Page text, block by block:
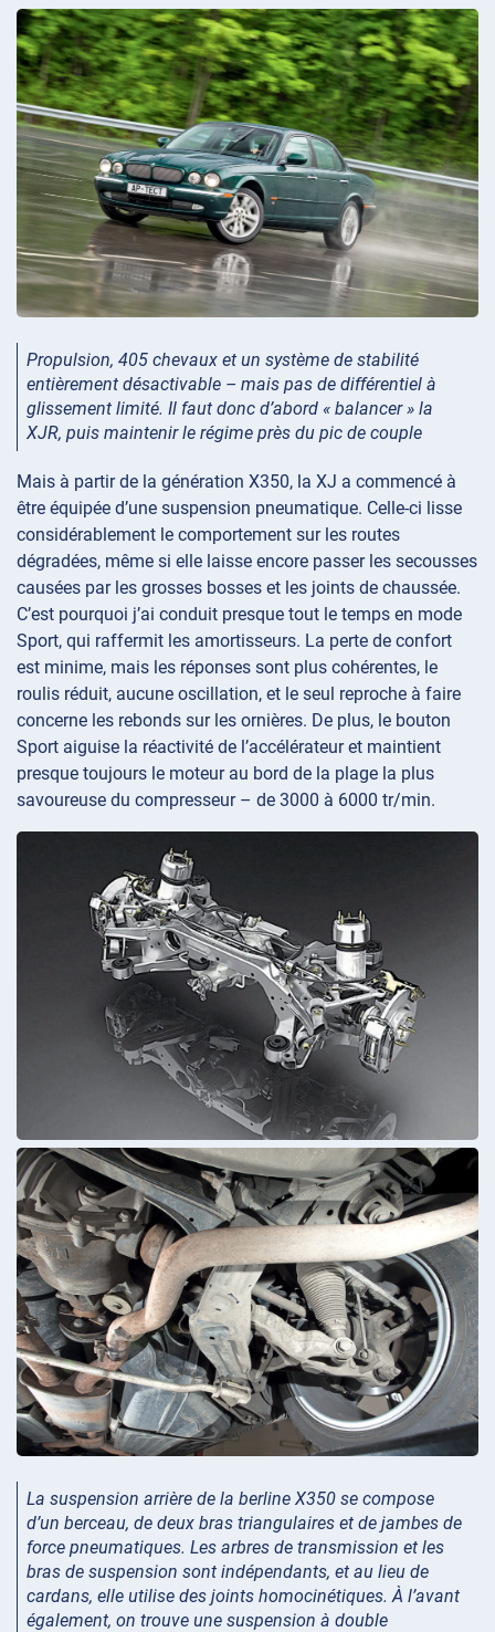
Propulsion, 405 chevaux et un système de stabilité
entièrement désactivable – mais pas de différentiel à
glissement limité. Il faut donc d’abord « balancer » la
XJR, puis maintenir le régime près du pic de couple
Mais à partir de la génération X350, la XJ a commencé à
être équipée d’une suspension pneumatique. Celle-ci lisse
considérablement le comportement sur les routes
dégradées, même si elle laisse encore passer les secousses
causées par les grosses bosses et les joints de chaussée.
C’est pourquoi j’ai conduit presque tout le temps en mode
Sport, qui raffermit les amortisseurs. La perte de confort
est minime, mais les réponses sont plus cohérentes, le
roulis réduit, aucune oscillation, et le seul reproche à faire
concerne les rebonds sur les ornières. De plus, le bouton
Sport aiguise la réactivité de l’accélérateur et maintient
presque toujours le moteur au bord de la plage la plus
savoureuse du compresseur – de 3000 à 6000 tr/min.
La suspension arrière de la berline X350 se compose
d’un berceau, de deux bras triangulaires et de jambes de
force pneumatiques. Les arbres de transmission et les
bras de suspension sont indépendants, et au lieu de
cardans, elle utilise des joints homocinétiques. À l’avant
également, on trouve une suspension à double